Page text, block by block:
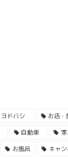
ヨドバシ
お店
自動車
お風呂
キャ